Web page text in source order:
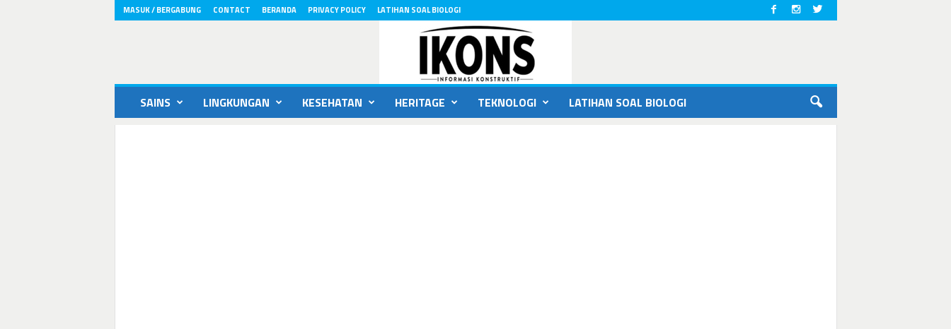
MASUK / BERGABUNG CONTACT BERANDA PRIVACY POLICY LATIHAN SOAL BIOLOGI
SAINS LINGKUNGAN KESEHATAN HERITAGE TEKNOLOGI LATIHAN SOAL BIOLOGI